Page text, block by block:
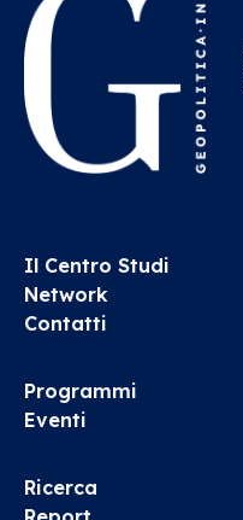
Il Centro Studi
Network
Contatti
Programmi
Eventi
Ricerca